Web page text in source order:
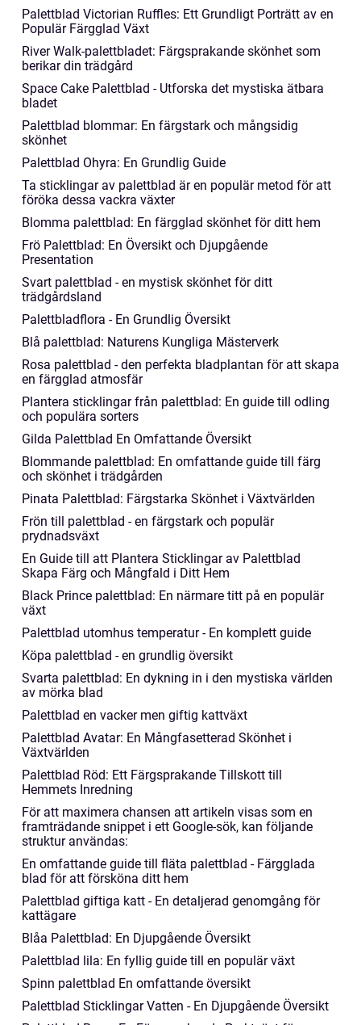
Palettblad Victorian Ruffles: Ett Grundligt Porträtt av en
Populär Färgglad Växt
River Walk-palettbladet: Färgsprakande skönhet som
berikar din trädgård
Space Cake Palettblad - Utforska det mystiska ätbara
bladet
Palettblad blommar: En färgstark och mångsidig
skönhet
Palettblad Ohyra: En Grundlig Guide
Ta sticklingar av palettblad är en populär metod för att
föröka dessa vackra växter
Blomma palettblad: En färgglad skönhet för ditt hem
Frö Palettblad: En Översikt och Djupgående
Presentation
Svart palettblad - en mystisk skönhet för ditt
trädgårdsland
Palettbladflora - En Grundlig Översikt
Blå palettblad: Naturens Kungliga Mästerverk
Rosa palettblad - den perfekta bladplantan för att skapa
en färgglad atmosfär
Plantera sticklingar från palettblad: En guide till odling
och populära sorters
Gilda Palettblad En Omfattande Översikt
Blommande palettblad: En omfattande guide till färg
och skönhet i trädgården
Pinata Palettblad: Färgstarka Skönhet i Växtvärlden
Frön till palettblad - en färgstark och populär
prydnadsväxt
En Guide till att Plantera Sticklingar av Palettblad
Skapa Färg och Mångfald i Ditt Hem
Black Prince palettblad: En närmare titt på en populär
växt
Palettblad utomhus temperatur - En komplett guide
Köpa palettblad - en grundlig översikt
Svarta palettblad: En dykning in i den mystiska världen
av mörka blad
Palettblad en vacker men giftig kattväxt
Palettblad Avatar: En Mångfasetterad Skönhet i
Växtvärlden
Palettblad Röd: Ett Färgsprakande Tillskott till
Hemmets Inredning
För att maximera chansen att artikeln visas som en
framträdande snippet i ett Google-sök, kan följande
struktur användas:
En omfattande guide till fläta palettblad - Färgglada
blad för att försköna ditt hem
Palettblad giftiga katt - En detaljerad genomgång för
kattägare
Blåa Palettblad: En Djupgående Översikt
Palettblad lila: En fyllig guide till en populär växt
Spinn palettblad En omfattande översikt
Palettblad Sticklingar Vatten - En Djupgående Översikt